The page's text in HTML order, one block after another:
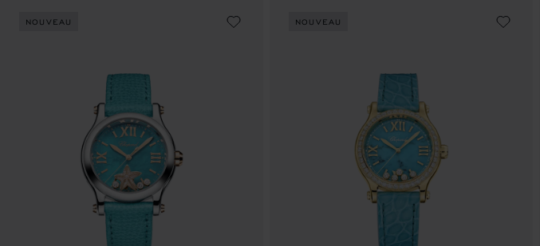
NOUVEAU NOUVEAU